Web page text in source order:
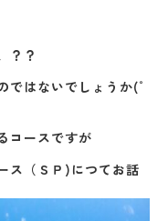
？？
ではないでしょうか(ﾟ
コースですが
ス（ＳＰ)につてお話